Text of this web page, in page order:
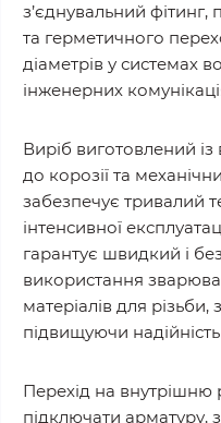
з’єднувальний
та герметичного
діаметрів у системах
інженерних
Виріб виготовлений із
до корозії та
забезпечує тривалий
інтенсивної
гарантує швидкий і
використання
матеріалів для
підвищуючи
Перехід на внутрішню
підключати арматуру,